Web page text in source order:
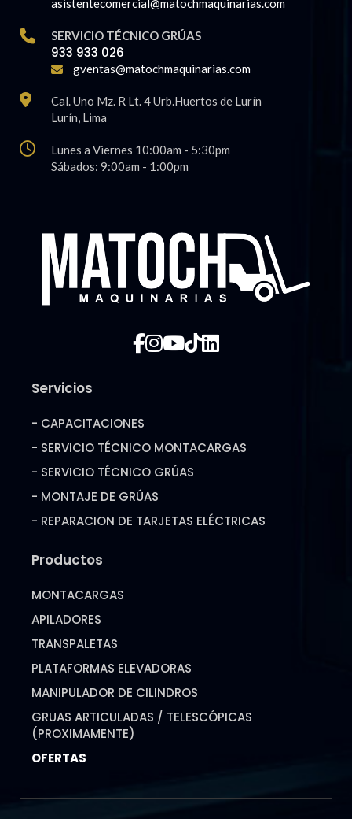
asistentecomercial@matochmaquinarias.com
SERVICIO TÉCNICO GRÚAS
933 933 026
gventas@matochmaquinarias.com
Cal. Uno Mz. R Lt. 4 Urb.Huertos de Lurín
Lurí­n, Lima
Lunes a Viernes 10:00am - 5:30pm
Sábados: 9:00am - 1:00pm
Servicios
- CAPACITACIONES
- SERVICIO TÉCNICO MONTACARGAS
- SERVICIO TÉCNICO GRÚAS
- MONTAJE DE GRÚAS
- REPARACION DE TARJETAS ELÉCTRICAS
Productos
MONTACARGAS
APILADORES
TRANSPALETAS
PLATAFORMAS ELEVADORAS
MANIPULADOR DE CILINDROS
GRUAS ARTICULADAS / TELESCÓPICAS
(PROXIMAMENTE)
OFERTAS